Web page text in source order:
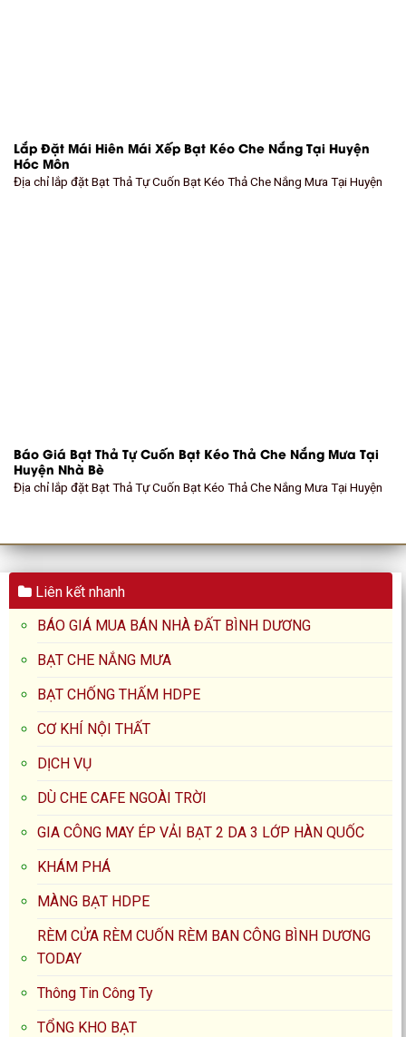
Lắp Đặt Mái Hiên Mái Xếp Bạt Kéo Che Nắng Tại Huyện
Hóc Môn
Địa chỉ lắp đặt Bạt Thả Tự Cuốn Bạt Kéo Thả Che Nắng Mưa Tại Huyện
Báo Giá Bạt Thả Tự Cuốn Bạt Kéo Thả Che Nắng Mưa Tại
Huyện Nhà Bè
Địa chỉ lắp đặt Bạt Thả Tự Cuốn Bạt Kéo Thả Che Nắng Mưa Tại Huyện
Liên kết nhanh
BÁO GIÁ MUA BÁN NHÀ ĐẤT BÌNH DƯƠNG
BẠT CHE NẮNG MƯA
BẠT CHỐNG THẤM HDPE
CƠ KHÍ NỘI THẤT
DỊCH VỤ
DÙ CHE CAFE NGOÀI TRỜI
GIA CÔNG MAY ÉP VẢI BẠT 2 DA 3 LỚP HÀN QUỐC
KHÁM PHÁ
MÀNG BẠT HDPE
RÈM CỬA RÈM CUỐN RÈM BAN CÔNG BÌNH DƯƠNG
TODAY
Thông Tin Công Ty
TỔNG KHO BẠT